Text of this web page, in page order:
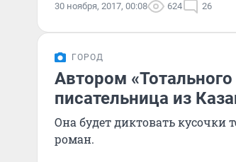
30 ноября, 2017, 00:08 624 26
ГОРОД
Автором «Тотального
писательница из
Она будет диктовать кусочки
роман.